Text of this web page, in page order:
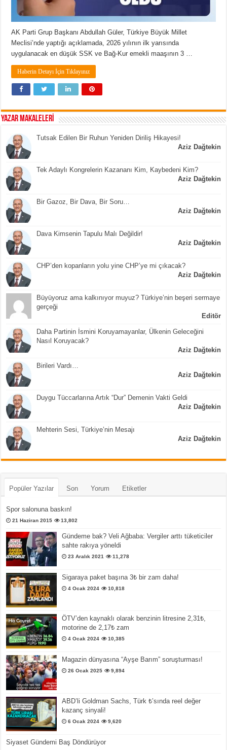
AK Parti Grup Başkanı Abdullah Güler, Türkiye Büyük Millet
Meclisi’nde yaptığı açıklamada, 2026 yılının ilk yarısında
uygulanacak en düşük SSK ve Bağ-Kur emekli maaşının 3 …
Haberin Detayı İçin Tıklayınız
YAZAR MAKALELERİ
Tutsak Edilen Bir Ruhun Yeniden Diriliş Hikayesi!
Aziz Dağtekin
Tek Adaylı Kongrelerin Kazananı Kim, Kaybedeni Kim?
Aziz Dağtekin
Bir Gazoz, Bir Dava, Bir Soru…
Aziz Dağtekin
Dava Kimsenin Tapulu Malı Değildir!
Aziz Dağtekin
CHP’den kopanların yolu yine CHP’ye mi çıkacak?
Aziz Dağtekin
Büyüyoruz ama kalkınıyor muyuz? Türkiye’nin beşeri sermaye
gerçeği
Editör
Daha Partinin İsmini Koruyamayanlar, Ülkenin Geleceğini
Nasıl Koruyacak?
Aziz Dağtekin
Birileri Vardı…
Aziz Dağtekin
Duygu Tüccarlarına Artık “Dur” Demenin Vakti Geldi
Aziz Dağtekin
Mehterin Sesi, Türkiye’nin Mesajı
Aziz Dağtekin
Popüler Yazılar Son Yorum Etiketler
Spor salonuna baskın!
21 Haziran 2015 13,802
Gündeme bak? Veli Ağbaba: Vergiler arttı tüketiciler
sahte rakıya yöneldi
23 Aralık 2021 11,278
Sigaraya paket başına 3₺ bir zam daha!
4 Ocak 2024 10,818
ÖTV’den kaynaklı olarak benzinin litresine 2,31₺,
motorine de 2,17₺ zam
4 Ocak 2024 10,385
Magazin dünyasına “Ayşe Barım” soruşturması!
26 Ocak 2025 9,894
ABD’li Goldman Sachs, Türk ₺’sında reel değer
kazanç sinyali!
6 Ocak 2024 9,620
Siyaset Gündemi Baş Döndürüyor